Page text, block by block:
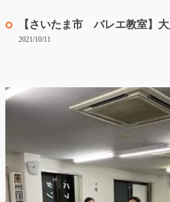
【さいたま市 バレエ教室】
2021/10/11